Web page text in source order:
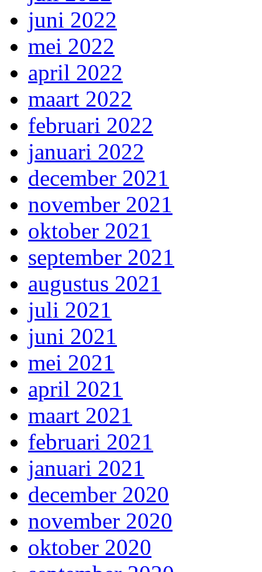
juni 2022
mei 2022
april 2022
maart 2022
februari 2022
januari 2022
december 2021
november 2021
oktober 2021
september 2021
augustus 2021
juli 2021
juni 2021
mei 2021
april 2021
maart 2021
februari 2021
januari 2021
december 2020
november 2020
oktober 2020